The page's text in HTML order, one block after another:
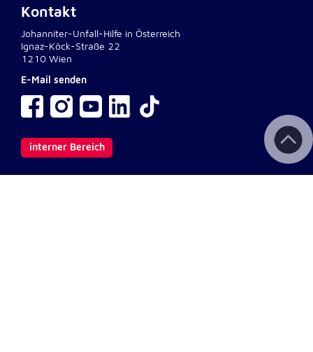
Kontakt
Johanniter-Unfall-Hilfe in Österreich
Ignaz-Köck-Straße 22
1210 Wien
E-Mail senden
interner Bereich